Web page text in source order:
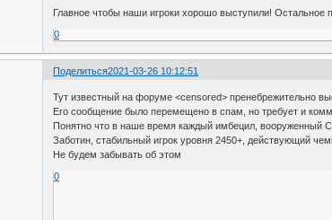
Главное чтобы наши игроки хорошо выступили! Остальное
0
Поделиться2021-03-26 10:12:51
Тут известный на форуме <censored> пренебрежительно
Его сообщение было перемещено в спам, но требует и
Понятно что в наше время каждый имбецил, вооруженный
Заботин, стабильный игрок уровня 2450+, действующий
Не будем забывать об этом
0